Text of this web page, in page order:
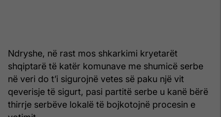
Ndryshe, në rast mos shkarkimi kryetarët
shqiptarë të katër komunave me shumicë serbe
në veri do t’i sigurojnë vetes së paku një vit
qeverisje të sigurt, pasi partitë serbe u kanë bërë
thirrje serbëve lokalë të bojkotojnë procesin e